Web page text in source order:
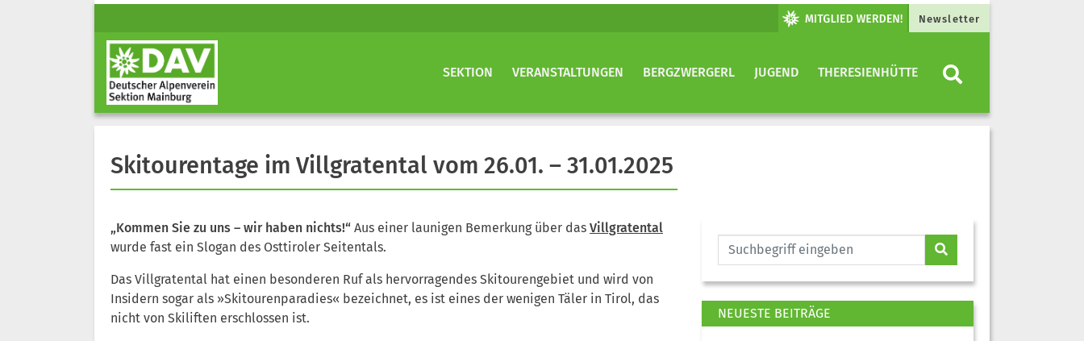
Newsletter
SEKTION VERANSTALTUNGEN BERGZWERGERL JUGEND THERESIENHÜTTE
Skitourentage im Villgratental vom 26.01. – 31.01.2025
„Kommen Sie zu uns – wir haben nichts!“ Aus einer launigen Bemerkung über das Villgratental
wurde fast ein Slogan des Osttiroler Seitentals.
Das Villgratental hat einen besonderen Ruf als hervorragendes Skitourengebiet und wird von
Insidern sogar als »Skitourenparadies« bezeichnet, es ist eines der wenigen Täler in Tirol, das
nicht von Skiliften erschlossen ist.
NEUESTE BEITRÄGE